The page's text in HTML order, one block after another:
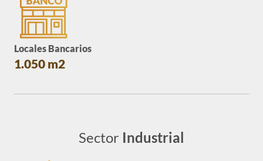
Locales Bancarios
1.050 m2
Sector Industrial